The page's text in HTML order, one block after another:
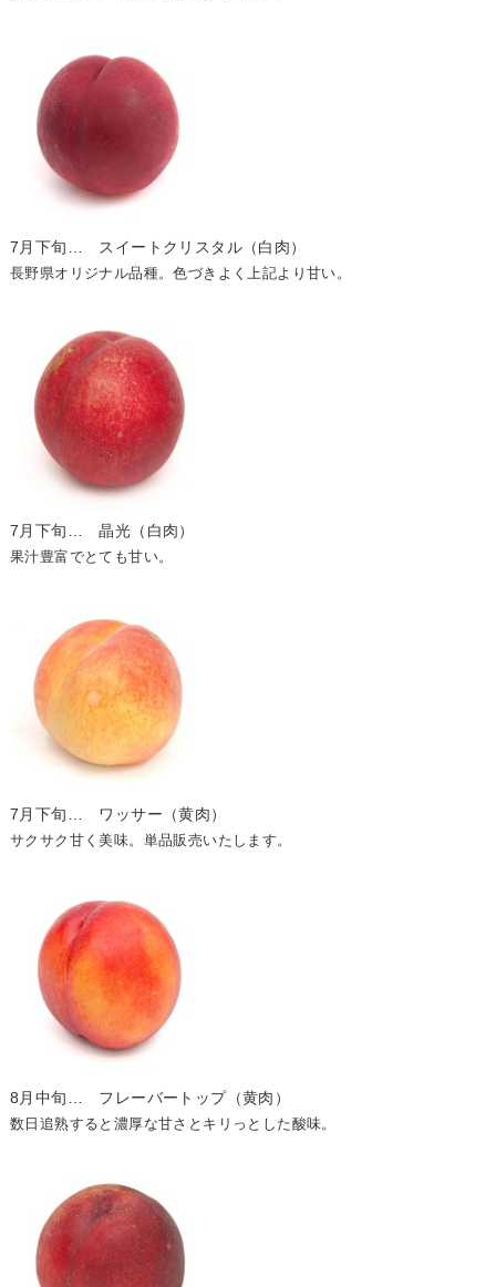
7月下旬… スイートクリスタル（白肉）
長野県オリジナル品種。色づきよく上記より甘い。
7月下旬… 晶光（白肉）
果汁豊富でとても甘い。
7月下旬… ワッサー（黄肉）
サクサク甘く美味。単品販売いたします。
8月中旬… フレーバートップ（黄肉）
数日追熟すると濃厚な甘さとキリっとした酸味。